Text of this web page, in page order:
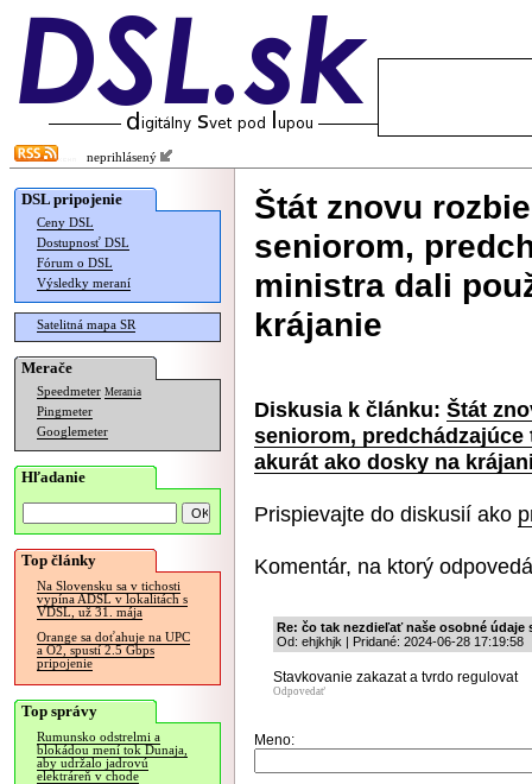
neprihlásený
DSL pripojenie
Ceny DSL
Dostupnosť DSL
Fórum o DSL
Výsledky meraní
Satelitná mapa SR
Merače
Speedmeter Merania
Pingmeter
Googlemeter
Hľadanie
Top články
Na Slovensku sa v tichosti
vypína ADSL v lokalitách s
VDSL, už 31. mája
Orange sa doťahuje na UPC
a O2, spustí 2.5 Gbps
pripojenie
Top správy
Rumunsko odstrelmi a
blokádou mení tok Dunaja,
aby udržalo jadrovú
elektráreň v chode
Štát znovu
seniorom,
ministra dali
krájanie
Diskusia k článku: Štát
seniorom,
akurát ako dosky na
Prispievajte do diskusií ako
Komentár, na ktorý
Re: čo tak nezdieľať naše osobné údaje
Od: ehjkhjk | Pridané: 2024-06-28 17:19:58
Stavkovanie zakazat a tvrdo regulovat
Odpovedať
Meno: